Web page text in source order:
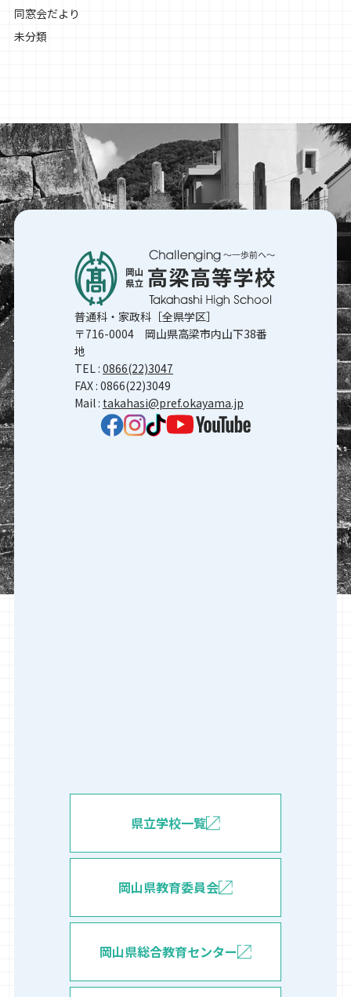
同窓会だより
未分類
普通科・家政科［全県学区］
〒716-0004 岡山県高梁市内山下38番
地
TEL : 0866(22)3047
FAX : 0866(22)3049
Mail : takahasi@pref.okayama.jp
県立学校一覧
岡山県教育委員会
岡山県総合教育センター